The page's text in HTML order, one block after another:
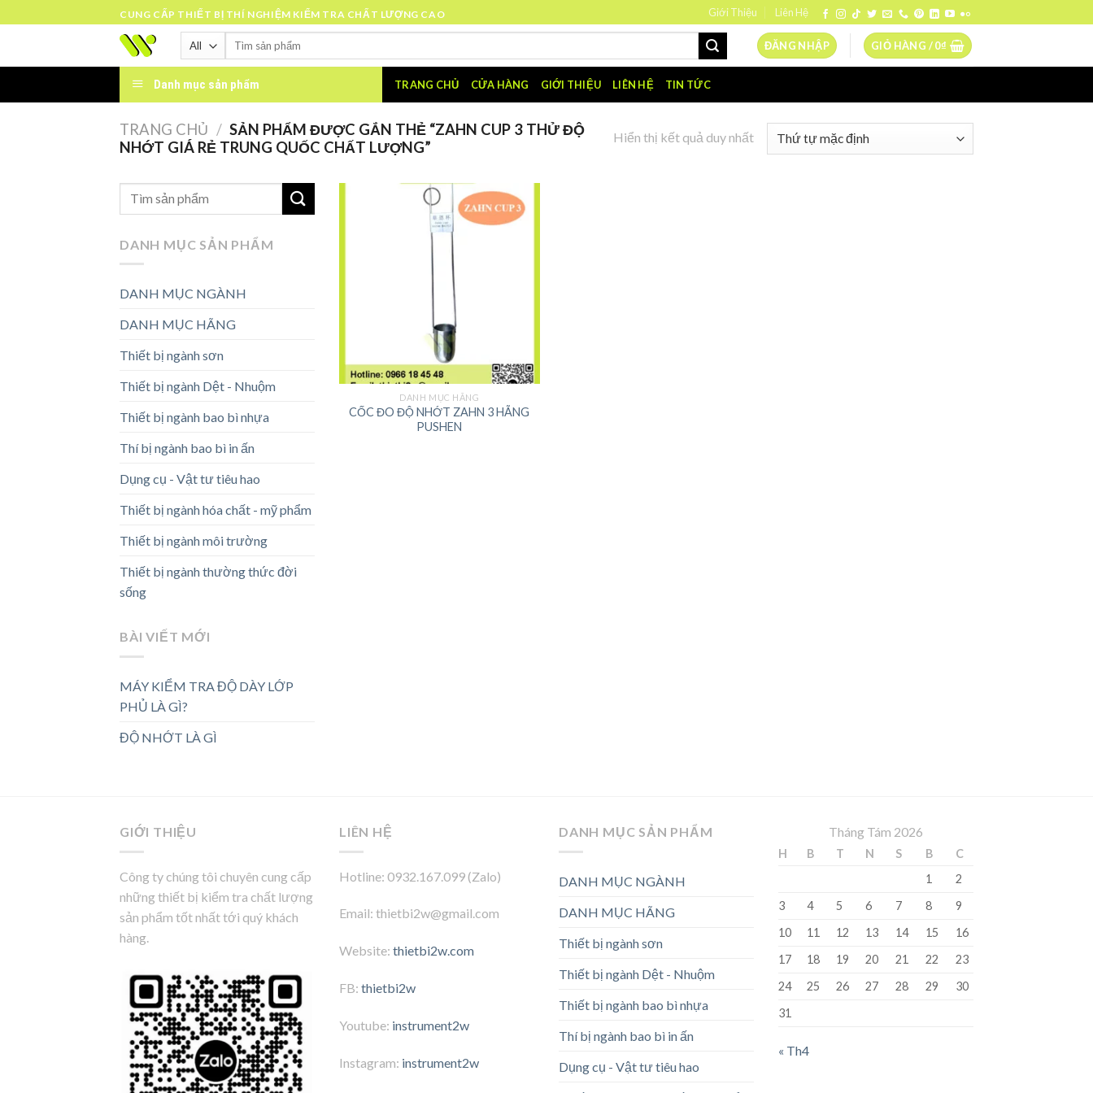
to
CUNG CẤP THIẾT BỊ THÍ NGHIỆM KIỂM TRA CHẤT LƯỢNG CAO Giới Thiệu Liên Hệ
Tìm
ĐĂNG NHẬP GIỎ HÀNG /0₫
Danh mục sản phẩm TRANG CHỦ CỬA HÀNG GIỚI THIỆU LIÊN HỆ TIN TỨC
TRANG CHỦ / SẢN PHẨM ĐƯỢC GẮN THẺ “ZAHN CUP 3 THỬ ĐỘ
NHỚT GIÁ RẺ TRUNG QUỐC CHẤT LƯỢNG”
Hiển thị kết quả duy nhất
DANH MỤC SẢN PHẨM
DANH MỤC NGÀNH
DANH MỤC HÃNG
Thiết bị ngành sơn
Thiết bị ngành Dệt - Nhuộm
Thiết bị ngành bao bì nhựa
Thí bị ngành bao bì in ấn
Dụng cụ - Vật tư tiêu hao
Thiết bị ngành hóa chất - mỹ phẩm
Thiết bị ngành môi trường
Thiết bị ngành thường thức đời
sống
BÀI VIẾT MỚI
MÁY KIỂM TRA ĐỘ DÀY LỚP
PHỦ LÀ GÌ?
ĐỘ NHỚT LÀ GÌ
DANH MỤC HÃNG
CỐC ĐO ĐỘ NHỚT ZAHN 3 HÃNG
PUSHEN
GIỚI THIỆU
Công ty chúng tôi chuyên cung cấp
những thiết bị kiểm tra chất lượng
sản phẩm tốt nhất tới quý khách
hàng.
LIÊN HỆ
Hotline: 0932.167.099 (Zalo)
Email: thietbi2w@gmail.com
Website: thietbi2w.com
FB: thietbi2w
Youtube: instrument2w
Instagram: instrument2w
DANH MỤC SẢN PHẨM
DANH MỤC NGÀNH
DANH MỤC HÃNG
Thiết bị ngành sơn
Thiết bị ngành Dệt - Nhuộm
Thiết bị ngành bao bì nhựa
Thí bị ngành bao bì in ấn
Dụng cụ - Vật tư tiêu hao
Tháng Tám 2026
H B T N S B
C
1
2
3
4 5 6 7 8
9
10
11 12 13 14 15
16
17
18 19 20 21 22
23
24
25 26 27 28 29
30
31
« Th4